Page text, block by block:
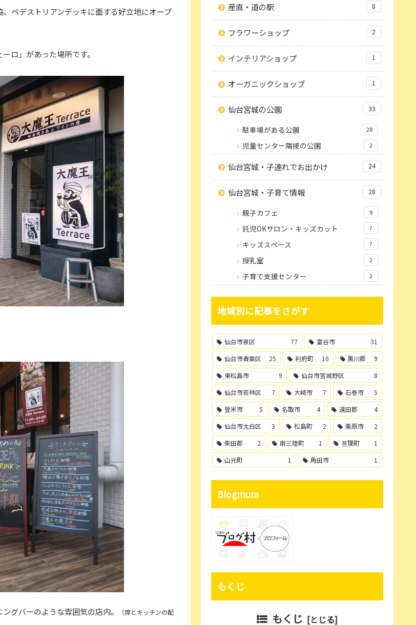
ペデストリアンデッキに面する好立地にオープ
ロ」があった場所です。
グバーのような雰囲気の店内。
（席とキッチンの配
産直・道の駅 8
フラワーショップ 2
インテリアショップ 1
オーガニックショップ 1
仙台宮城の公園 33
駐車場がある公園 28
児童センター隣接の公園 2
仙台宮城・子連れでお出かけ 24
仙台宮城・子育て情報 28
親子カフェ 9
託児OKサロン・キッズカット 7
キッズスペース 7
授乳室 2
子育て支援センター 2
地域別に記事をさがす
仙台市泉区 77 富谷市
31
仙台市青葉区
25 利府町 10 黒川郡
9
東松島市
9 仙台市宮城野区
8
仙台市若林区
7 大崎市 7 石巻市
5
登米市
5 名取市 4 遠田郡
4
仙台市太白区
3 松島町 2 栗原市
2
柴田郡
2 南三陸町 1 亘理町
1
山元町
1 角田市 1
Blogmura
もくじ
もくじ